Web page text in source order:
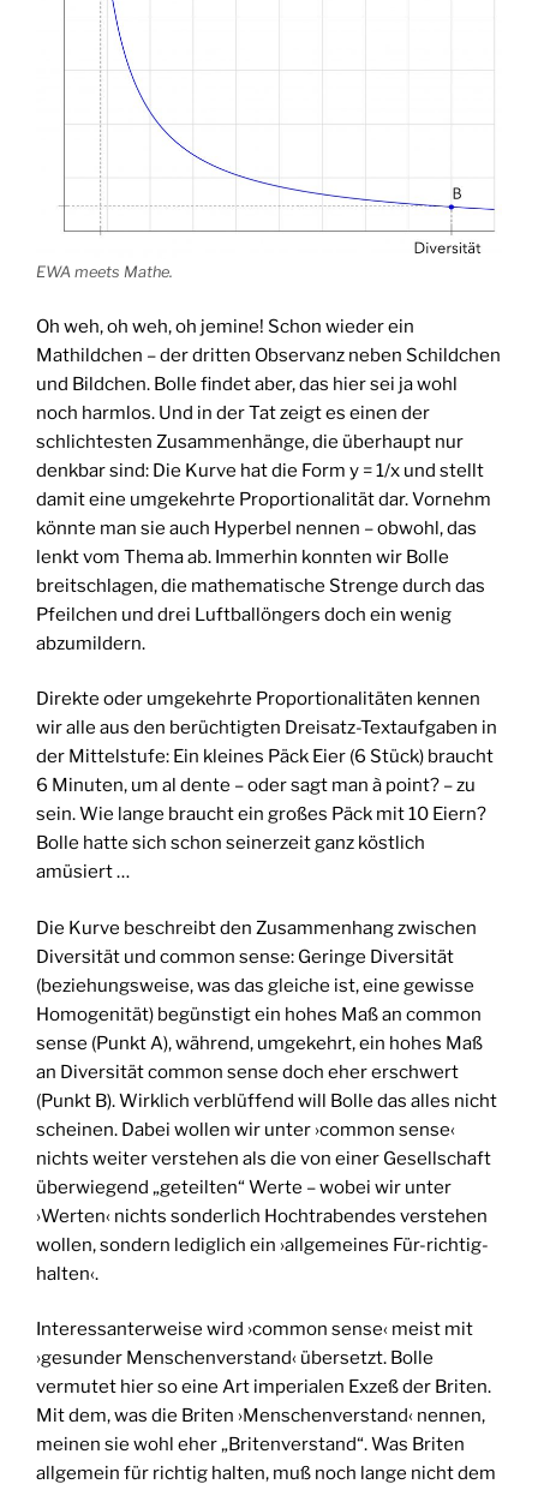
EWA meets Mathe.
Oh weh, oh weh, oh jemine! Schon wieder ein
Mathildchen – der dritten Observanz neben Schildchen
und Bildchen. Bolle findet aber, das hier sei ja wohl
noch harmlos. Und in der Tat zeigt es einen der
schlichtesten Zusammenhänge, die überhaupt nur
denkbar sind: Die Kurve hat die Form y = 1/x und stellt
damit eine umgekehrte Proportionalität dar. Vornehm
könnte man sie auch Hyperbel nennen – obwohl, das
lenkt vom Thema ab. Immerhin konnten wir Bolle
breitschlagen, die mathematische Strenge durch das
Pfeilchen und drei Luftballöngers doch ein wenig
abzumildern.
Direkte oder umgekehrte Proportionalitäten kennen
wir alle aus den berüchtigten Dreisatz-Textaufgaben in
der Mittelstufe: Ein kleines Päck Eier (6 Stück) braucht
6 Minuten, um al dente – oder sagt man à point? – zu
sein. Wie lange braucht ein großes Päck mit 10 Eiern?
Bolle hatte sich schon seinerzeit ganz köstlich
amüsiert …
Die Kurve beschreibt den Zusammenhang zwischen
Diversität und common sense: Geringe Diversität
(beziehungsweise, was das gleiche ist, eine gewisse
Homogenität) begünstigt ein hohes Maß an common
sense (Punkt A), während, umgekehrt, ein hohes Maß
an Diversität common sense doch eher erschwert
(Punkt B). Wirklich verblüffend will Bolle das alles nicht
scheinen. Dabei wollen wir unter ›common sense‹
nichts weiter verstehen als die von einer Gesellschaft
überwiegend „geteilten“ Werte – wobei wir unter
›Werten‹ nichts sonderlich Hochtrabendes verstehen
wollen, sondern lediglich ein ›allgemeines Für-richtig-
halten‹.
Interessanterweise wird ›common sense‹ meist mit
›gesunder Menschenverstand‹ übersetzt. Bolle
vermutet hier so eine Art imperialen Exzeß der Briten.
Mit dem, was die Briten ›Menschenverstand‹ nennen,
meinen sie wohl eher „Britenverstand“. Was Briten
allgemein für richtig halten, muß noch lange nicht dem